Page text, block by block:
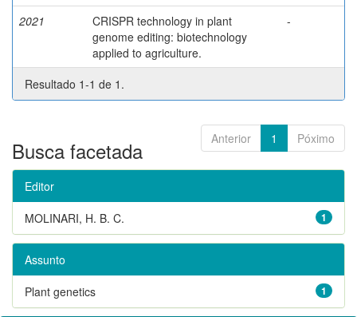
2021
CRISPR technology in plant
genome editing: biotechnology
applied to agriculture.
-
Resultado 1-1 de 1.
Anterior 1 Póximo
Busca facetada
Editor
1
MOLINARI, H. B. C.
Assunto
1
Plant genetics